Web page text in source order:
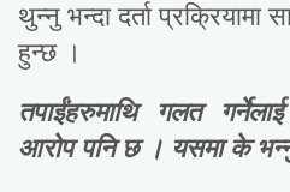
थुन्नु भन्दा दर्ता
हुन्छ ।
तपाईंहरुमाथि गलत
आरोप पनि छ । यसमा के